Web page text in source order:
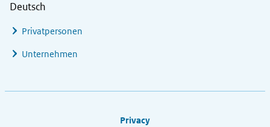
Deutsch
Privatpersonen
Unternehmen
Privacy